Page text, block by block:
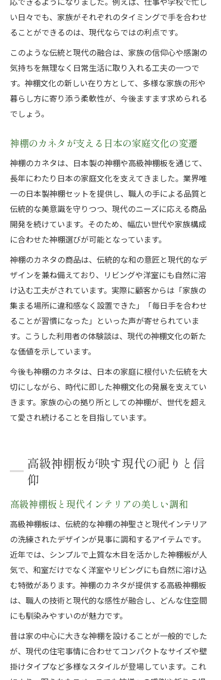
い日々でも、家族がそれぞれのタイミングで手を合わせ
ることができるのは、現代ならではの利点です。
このような伝統と現代の融合は、家族の信仰心や感謝の
気持ちを無理なく日常生活に取り入れる工夫の一つで
す。神棚文化の新しい在り方として、多様な家族の形や
暮らし方に寄り添う柔軟性が、今後ますます求められる
でしょう。
神棚のカネタが支える日本の家庭文化の変遷
神棚のカネタは、日本製の神棚や高級神棚板を通じて、
長年にわたり日本の家庭文化を支えてきました。業界唯
一の日本製神棚セットを提供し、職人の手による品質と
伝統的な美意識を守りつつ、現代のニーズに応える商品
開発を続けています。そのため、幅広い世代や家族構成
に合わせた神棚選びが可能となっています。
神棚のカネタの商品は、伝統的な和の意匠と現代的なデ
ザインを兼ね備えており、リビングや洋室にも自然に溶
け込む工夫がされています。実際に顧客からは「家族の
集まる場所に違和感なく設置できた」「毎日手を合わせ
ることが習慣になった」といった声が寄せられていま
す。こうした利用者の体験談は、現代の神棚文化の新た
な価値を示しています。
今後も神棚のカネタは、日本の家庭に根付いた伝統を大
切にしながら、時代に即した神棚文化の発展を支えてい
きます。家族の心の拠り所としての神棚が、世代を超え
て愛され続けることを目指しています。
高級神棚板が映す現代の祀りと信
仰
高級神棚板と現代インテリアの美しい調和
高級神棚板は、伝統的な神棚の神聖さと現代インテリア
の洗練されたデザインが見事に調和するアイテムです。
近年では、シンプルで上質な木目を活かした神棚板が人
気で、和室だけでなく洋室やリビングにも自然に溶け込
む特徴があります。神棚のカネタが提供する高級神棚板
は、職人の技術と現代的な感性が融合し、どんな住空間
にも馴染みやすいのが魅力です。
昔は家の中心に大きな神棚を設けることが一般的でした
が、現代の住宅事情に合わせてコンパクトなサイズや壁
掛けタイプなど多様なスタイルが登場しています。これ